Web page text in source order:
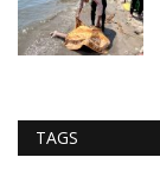
TAGS